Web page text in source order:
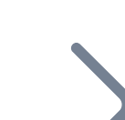
Ajoutez le